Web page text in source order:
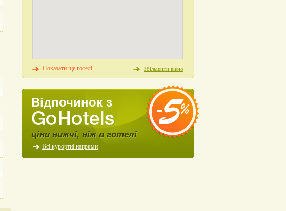
Показати ще готелі Збільшити вікно
Відпочинок з
ціни нижчі, ніж в готелі
Всі курортні напрями